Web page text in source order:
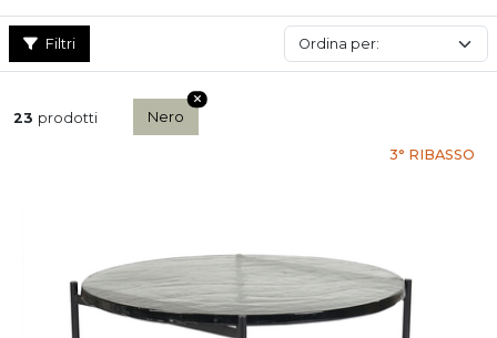
Filtri
23 prodotti Nero
3° RIBASSO